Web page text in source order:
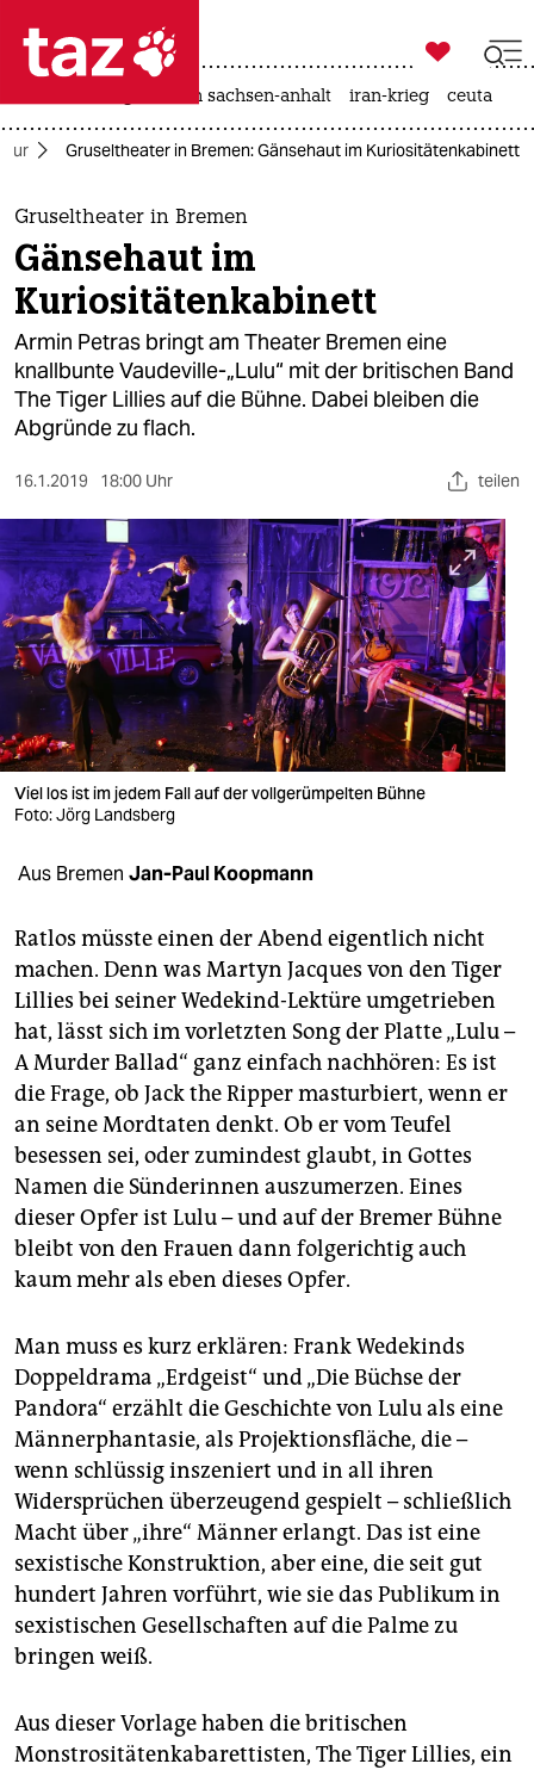
 taz zahl ich
taz zahl ich
themen
politik
öko
gesellschaft
kultur
sport
berlin
nord
wahrheit
verlag
verlag
veranstaltungen
fragen & hilfe
unterstützen
abo
genossenschaft
epaper login

taz zahl ich
landtagswahl in sachsen-anhalt iran-krieg ceuta
Gruseltheater in Bremen: Gänsehaut im Kuriositätenkabinett
Gruseltheater in Bremen
Gänsehaut im
Kuriositätenkabinett
Armin Petras bringt am Theater Bremen eine
knallbunte Vaudeville-„Lulu“ mit der britischen Band
The Tiger Lillies auf die Bühne. Dabei bleiben die
Abgründe zu flach.
16.1.2019 18:00 Uhr teilen
Viel los ist im jedem Fall auf der vollgerümpelten Bühne
Foto: Jörg Landsberg
Aus Bremen Jan-Paul Koopmann
Ratlos müsste einen der Abend eigentlich nicht
machen. Denn was Martyn Jacques von den Tiger
Lillies bei seiner Wedekind-Lektüre umgetrieben
hat, lässt sich im vorletzten Song der Platte „Lulu –
A Murder Ballad“ ganz einfach nachhören: Es ist
die Frage, ob Jack the Ripper masturbiert, wenn er
an seine Mordtaten denkt. Ob er vom Teufel
besessen sei, oder zumindest glaubt, in Gottes
Namen die Sünderinnen auszumerzen. Eines
dieser Opfer ist Lulu – und auf der Bremer Bühne
bleibt von den Frauen dann folgerichtig auch
kaum mehr als eben dieses Opfer.
Man muss es kurz erklären: Frank Wedekinds
Doppeldrama „Erdgeist“ und „Die Büchse der
Pandora“ erzählt die Geschichte von Lulu als eine
Männerphantasie, als Projektionsfläche, die –
wenn schlüssig inszeniert und in all ihren
Widersprüchen überzeugend gespielt – schließlich
Macht über „ihre“ Männer erlangt. Das ist eine
sexistische Konstruktion, aber eine, die seit gut
hundert Jahren vorführt, wie sie das Publikum in
sexistischen Gesellschaften auf die Palme zu
bringen weiß.
Aus dieser Vorlage haben die britischen
Monstrositätenkabarettisten, The Tiger Lillies, ein